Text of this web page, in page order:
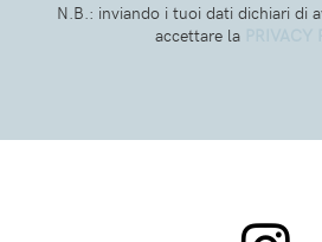
N.B.: inviando i tuoi dati dichiari di
accettare la